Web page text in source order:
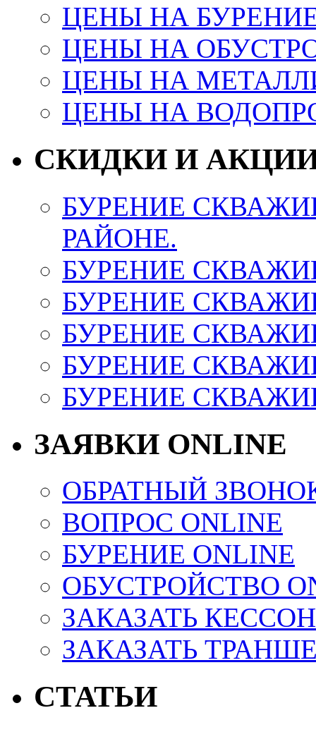
ЦЕНЫ НА
ЦЕНЫ НА
ЦЕНЫ НА
ЦЕНЫ НА
СКИДКИ И
БУРЕНИЕ
РАЙОНЕ.
БУРЕНИЕ
БУРЕНИЕ
БУРЕНИЕ
БУРЕНИЕ
БУРЕНИЕ
ЗАЯВКИ ONLINE
ОБРАТНЫЙ
ВОПРОС ONLINE
БУРЕНИЕ ONLINE
ОБУСТРОЙСТВО
ЗАКАЗАТЬ КЕССОН
ЗАКАЗАТЬ
СТАТЬИ